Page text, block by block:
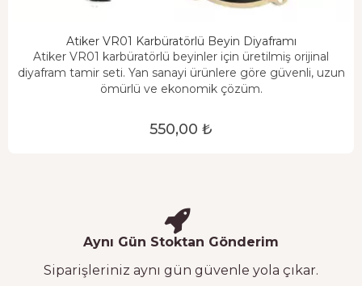
Atiker VR01 Karbüratörlü Beyin Diyaframı
Atiker VR01 karbüratörlü beyinler için üretilmiş orijinal
diyafram tamir seti. Yan sanayi ürünlere göre güvenli, uzun
ömürlü ve ekonomik çözüm.
550,00 ₺
Aynı Gün Stoktan Gönderim
Siparişleriniz aynı gün güvenle yola çıkar.